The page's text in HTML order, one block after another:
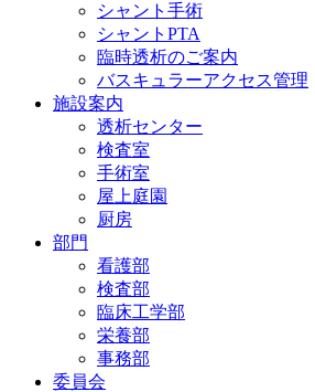
シャント手術
シャントPTA
臨時透析のご案内
バスキュラーアクセス管理
施設案内
透析センター
検査室
手術室
屋上庭園
厨房
部門
看護部
検査部
臨床工学部
栄養部
事務部
委員会